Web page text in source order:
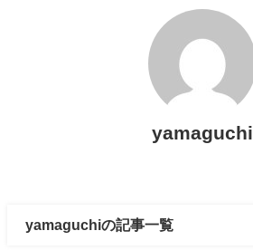
yamaguchi
yamaguchiの記事一覧